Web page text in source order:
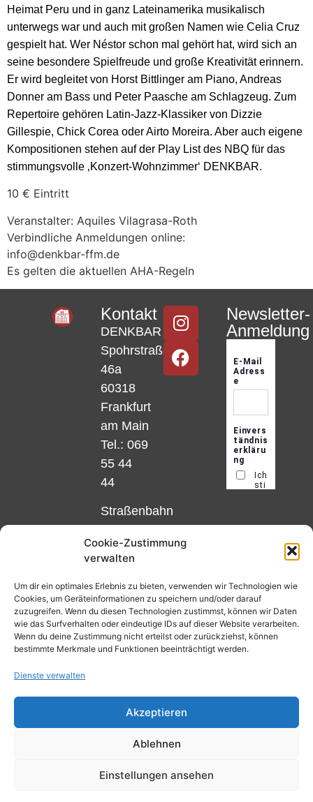
Cookie-Zustimmung
verwalten
Um dir ein optimales Erlebnis zu bieten, verwenden wir Technologien wie
Cookies, um Geräteinformationen zu speichern und/oder darauf
zuzugreifen. Wenn du diesen Technologien zustimmst, können wir Daten
wie das Surfverhalten oder eindeutige IDs auf dieser Website verarbeiten.
Wenn du deine Zustimmung nicht erteilst oder zurückziehst, können
bestimmte Merkmale und Funktionen beeinträchtigt werden.
Dienste verwalten
Akzeptieren
Ablehnen
Einstellungen ansehen
Heimat Peru und in ganz Lateinamerika musikalisch
unterwegs war und auch mit großen Namen wie Celia Cruz
gespielt hat. Wer Néstor schon mal gehört hat, wird sich an
seine besondere Spielfreude und große Kreativität erinnern.
Er wird begleitet von Horst Bittlinger am Piano, Andreas
Donner am Bass und Peter Paasche am Schlagzeug. Zum
Repertoire gehören Latin-Jazz-Klassiker von Dizzie
Gillespie, Chick Corea oder Airto Moreira. Aber auch eigene
Kompositionen stehen auf der Play List des NBQ für das
stimmungsvolle ‚Konzert-Wohnzimmer‘ DENKBAR.
10 € Eintritt
Veranstalter: Aquiles Vilagrasa-Roth
Verbindliche Anmeldungen online:
info@denkbar-ffm.de
Es gelten die aktuellen AHA-Regeln
Kontakt
DENKBAR
Spohrstraße
46a
60318
Frankfurt
am Main
Tel.: 069
55 44
44
Straßenbahn
und 12,
Matthias-
Beltz-
Platz
oder
Haltestelle
Nibelungenplatz/FH
Newsletter-
Anmeldung
Datenschutzerklärung